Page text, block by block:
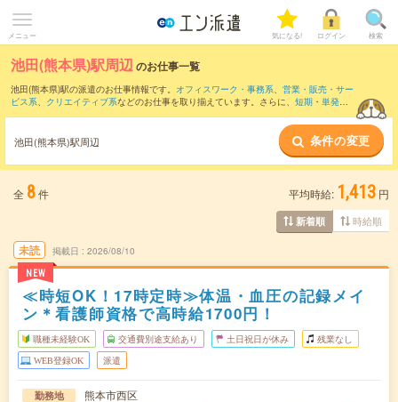
メニュー 気になる! ログイン 検索
池田(熊本県)駅周辺のお仕事一覧
池田(熊本県)駅の派遣のお仕事情報です。 オフィスワーク・事務系、 営業・販売・サー
ビス系、 クリエイティブ系などのお仕事を取り揃えています。さらに、 短期 ・ 単発な
また、光の森駅・辛島町駅
など近隣駅のお仕事もご
確認いただけます。
池田(熊本県)駅周辺 条件の変更
全 8件 平均時給: 1,413 円
新着順 時給順
未読
NEW
掲載日 2026/08/10
≪時短OK！17時定時≫体温・血圧の記録メイ
ン＊看護師資格で高時給1700円！
職種未経験OK 交通費別途支給あり 土日祝日が休み 残業なし
WEB登録OK 派遣
勤務地
熊本市西区